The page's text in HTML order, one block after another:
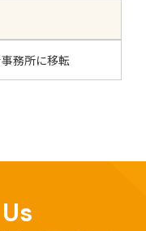
務所に移転